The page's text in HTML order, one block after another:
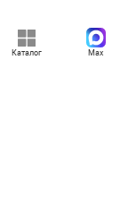
+7 (969)
Каталог Max